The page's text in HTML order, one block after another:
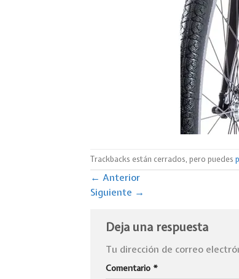
Trackbacks están cerrados, pero puedes
← Anterior
Siguiente →
Deja una respuesta
Tu dirección de correo
Comentario *